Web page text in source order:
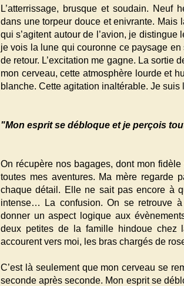
L’atterrissage, brusque et soudain. Neuf
dans une torpeur douce et enivrante.
qui s’agitent autour de l’avion, je
je vois la lune qui couronne ce paysage
de retour. L’excitation me gagne. La sortie
mon cerveau, cette atmosphère lourde et
blanche. Cette agitation inaltérable. Je suis
"Mon esprit se débloque et je perçois
On récupère nos bagages, dont mon
toutes mes aventures. Ma mère regarde
chaque détail. Elle ne sait pas encore à
intense… La confusion. On se retrouve
donner un aspect logique aux
deux petites de la famille hindoue chez
accourent vers moi, les bras chargés de
C’est là seulement que mon cerveau se
seconde après seconde. Mon esprit se